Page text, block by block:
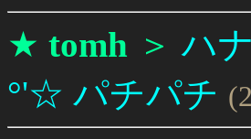
★ tomh ＞ハ
°'☆ パチパチ